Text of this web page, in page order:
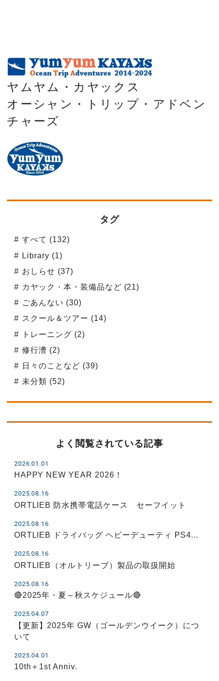
ヤムヤム・カヤックス
オーシャン・トリップ・アドベン
チャーズ
タグ
すべて (132)
Library (1)
おしらせ (37)
カヤック・本・装備品など (21)
ごあんない (30)
スクール＆ツアー (14)
トレーニング (2)
修行漕 (2)
日々のことなど (39)
未分類 (52)
よく閲覧されている記事
2026.01.01
HAPPY NEW YEAR 2026！
2025.08.16
ORTLIEB 防水携帯電話ケース セーフイット
2025.08.16
ORTLIEB ドライバッグ ヘビーデューティ PS4…
2025.08.16
ORTLIEB（オルトリーブ）製品の取扱開始
2025.08.16
🔴2025年・夏～秋スケジュール🔴
2025.04.07
【更新】2025年 GW（ゴールデンウイーク）につ
いて
2025.04.01
10th＋1st Anniv.